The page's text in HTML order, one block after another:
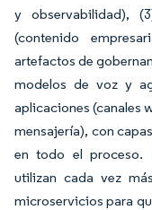
y observabilidad),
(contenido
artefactos de
modelos de voz y
aplicaciones (canales
mensajería), con
en todo el proceso.
utilizan cada vez
microservicios para